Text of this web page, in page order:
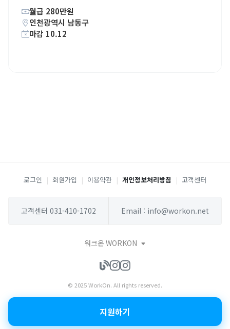
월급 280만원
인천광역시 남동구
마감 10.12
지원하기
로그인 | 회원가입 | 이용약관 | 개인정보처리방침 | 고객센터
고객센터 031-410-1702 Email : info@workon.net
워크온 WORKON
© 2025 WorkOn. All rights reserved.